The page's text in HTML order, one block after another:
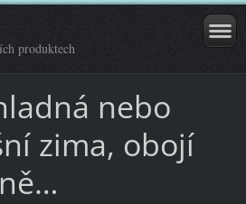
produktech
nebo
zima, obojí